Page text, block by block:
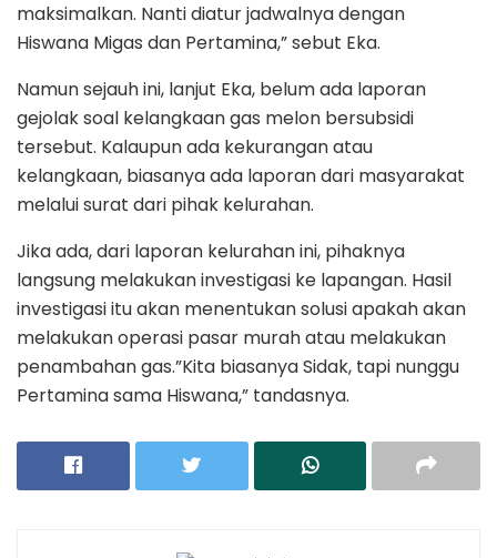
maksimalkan. Nanti diatur jadwalnya dengan
Hiswana Migas dan Pertamina,” sebut Eka.
Namun sejauh ini, lanjut Eka, belum ada laporan
gejolak soal kelangkaan gas melon bersubsidi
tersebut. Kalaupun ada kekurangan atau
kelangkaan, biasanya ada laporan dari masyarakat
melalui surat dari pihak kelurahan.
Jika ada, dari laporan kelurahan ini, pihaknya
langsung melakukan investigasi ke lapangan. Hasil
investigasi itu akan menentukan solusi apakah akan
melakukan operasi pasar murah atau melakukan
penambahan gas.”Kita biasanya Sidak, tapi nunggu
Pertamina sama Hiswana,” tandasnya.